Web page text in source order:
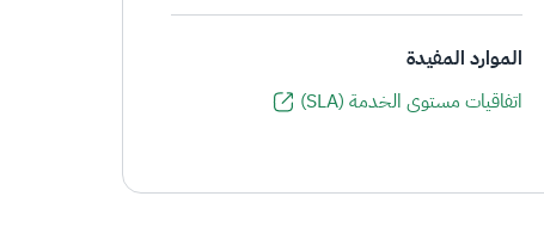
الموارد المفيدة
اتفاقيات مستوى الخدمة (SLA)